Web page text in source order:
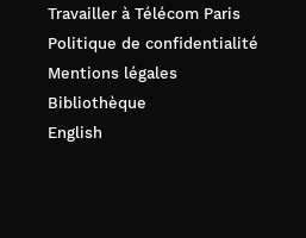
Travailler à Télécom Paris
Politique de confidentialité
Mentions légales
Bibliothèque
English